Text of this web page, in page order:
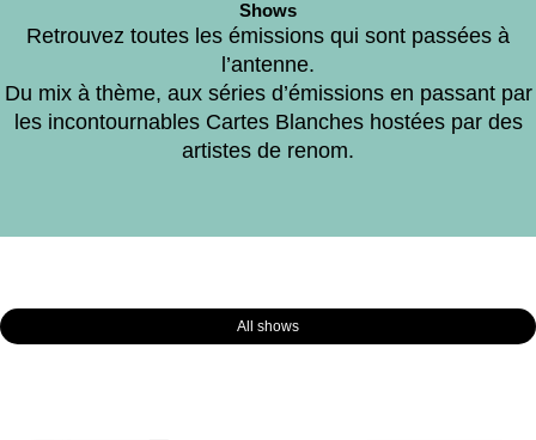
Shows
Retrouvez toutes les émissions qui sont passées à
l’antenne.
Du mix à thème, aux séries d’émissions en passant par
les incontournables Cartes Blanches hostées par des
artistes de renom.
All shows